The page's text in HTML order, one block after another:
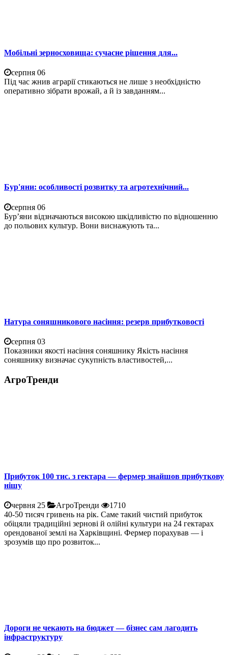
Мобільні зерносховища: сучасне рішення для...
серпня 06
Під час жнив аграрії стикаються не лише з необхідністю
оперативно зібрати врожай, а й із завданням...
Бур'яни: особливості розвитку та агротехнічний...
серпня 06
Бур’яни відзначаються високою шкідливістю по відношенню
до польових культур. Вони виснажують та...
Натура соняшникового насіння: резерв прибутковості
серпня 03
Показники якості насіння соняшнику Якість насіння
соняшнику визначає сукупність властивостей,...
АгроТренди
Прибуток 100 тис. з гектара — фермер знайшов прибуткову
нішу
червня 25 АгроТренди
1710
40-50 тисяч гривень на рік. Саме такий чистий прибуток
обіцяли традиційні зернові й олійні культури на 24 гектарах
орендованої землі на Харківщині. Фермер порахував — і
зрозумів що про розвиток...
Дороги не чекають на бюджет — бізнес сам лагодить
інфраструктуру